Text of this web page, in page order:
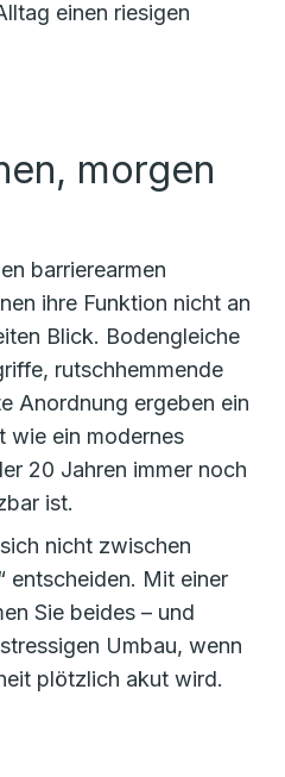
einen riesigen
morgen
barrierearmen
ihre Funktion nicht an
Blick. Bodengleiche
rutschhemmende
Anordnung ergeben ein
wie ein modernes
20 Jahren immer noch
ist.
nicht zwischen
entscheiden. Mit einer
Sie beides – und
Umbau, wenn
plötzlich akut wird.